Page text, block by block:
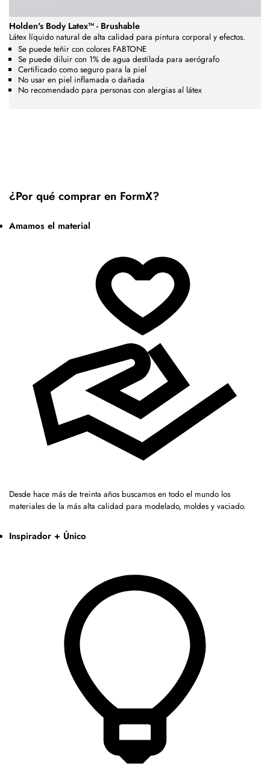
Holden's Body Latex™ - Brushable
Látex líquido natural de alta calidad para pintura corporal y efectos.
Se puede teñir con colores FABTONE
Se puede diluir con 1% de agua destilada para aerógrafo
Certificado como seguro para la piel
No usar en piel inflamada o dañada
No recomendado para personas con alergias al látex
¿Por qué comprar en FormX?
Amamos el material
Desde hace más de treinta años buscamos en todo el mundo los
materiales de la más alta calidad para modelado, moldes y vaciado.
Inspirador + Único